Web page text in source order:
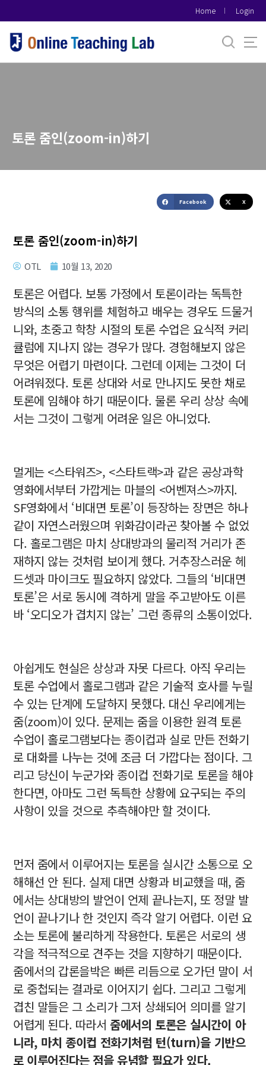
로
Home Login
토론 줌인(zoom-in)하기
Facebook X
토론 줌인(zoom-in)하기
OTL 10월 13, 2020
토론은 어렵다. 보통 가정에서 토론이라는 독특한
방식의 소통 행위를 체험하고 배우는 경우도 드물거
니와, 초중고 학창 시절의 토론 수업은 요식적 커리
큘럼에 지나지 않는 경우가 많다. 경험해보지 않은
무엇은 어렵기 마련이다. 그런데 이제는 그것이 더
어려워졌다. 토론 상대와 서로 만나지도 못한 채로
토론에 임해야 하기 때문이다. 물론 우리 상상 속에
서는 그것이 그렇게 어려운 일은 아니었다.
멀게는 <스타워즈>, <스타트랙>과 같은 공상과학
영화에서부터 가깝게는 마블의 <어벤져스>까지.
SF영화에서 ‘비대면 토론’이 등장하는 장면은 하나
같이 자연스러웠으며 위화감이라곤 찾아볼 수 없었
다. 홀로그램은 마치 상대방과의 물리적 거리가 존
재하지 않는 것처럼 보이게 했다. 거추장스러운 헤
드셋과 마이크도 필요하지 않았다. 그들의 ‘비대면
토론’은 서로 동시에 격하게 말을 주고받아도 이른
바 ‘오디오가 겹치지 않는’ 그런 종류의 소통이었다.
아쉽게도 현실은 상상과 자못 다르다. 아직 우리는
토론 수업에서 홀로그램과 같은 기술적 호사를 누릴
수 있는 단계에 도달하지 못했다. 대신 우리에게는
줌(zoom)이 있다. 문제는 줌을 이용한 원격 토론
수업이 홀로그램보다는 종이컵과 실로 만든 전화기
로 대화를 나누는 것에 조금 더 가깝다는 점이다. 그
리고 당신이 누군가와 종이컵 전화기로 토론을 해야
한다면, 아마도 그런 독특한 상황에 요구되는 주의
사항이 있을 것으로 추측해야만 할 것이다.
먼저 줌에서 이루어지는 토론을 실시간 소통으로 오
해해선 안 된다. 실제 대면 상황과 비교했을 때, 줌
에서는 상대방의 발언이 언제 끝나는지, 또 정말 발
언이 끝나기나 한 것인지 즉각 알기 어렵다. 이런 요
소는 토론에 불리하게 작용한다. 토론은 서로의 생
각을 적극적으로 견주는 것을 지향하기 때문이다.
줌에서의 갑론을박은 빠른 리듬으로 오가던 말이 서
로 중첩되는 결과로 이어지기 쉽다. 그리고 그렇게
겹친 말들은 그 소리가 그저 상쇄되어 의미를 알기
어렵게 된다. 따라서 줌에서의 토론은 실시간이 아
니라, 마치 종이컵 전화기처럼 턴(turn)을 기반으
로 이루어진다는 점을 유념할 필요가 있다.